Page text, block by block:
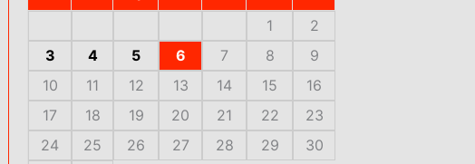
1
2
3
4 5 6 7 8
9
10
11 12 13 14 15
16
17
18 19 20 21 22
23
24
25 26 27 28 29
30